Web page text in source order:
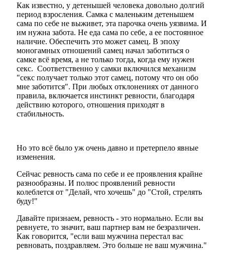
Как известно, у детенышей человека довольно долгий
период взросления. Самка с маленьким детенышем
сама по себе не выживет, эта парочка очень уязвима. И
им нужна забота. Не еда сама по себе, а ее постоянное
наличие. Обеспечить это может самец. В эпоху
моногамных отношений самец начал заботиться о
самке всё время, а не только тогда, когда ему нужен
секс. Соответственно у самки включился механизм
"секс получает только этот самец, потому что он обо
мне заботится". При любых отклонениях от данного
правила, включается инстинкт ревности, благодаря
действию которого, отношения приходят в
стабильность.
Но это всё было уж очень давно и претерпело явные
изменения.
Сейчас ревность сама по себе и ее проявления крайне
разнообразны. И полюс проявлений ревности
колеблется от "Делай, что хочешь" до "Стой, стрелять
буду!"
Давайте признаем, ревность - это нормально. Если вы
ревнуете, то значит, ваш партнер вам не безразличен.
Как говорится, "если ваш мужчина перестал вас
ревновать, поздравляем. Это больше не ваш мужчина."